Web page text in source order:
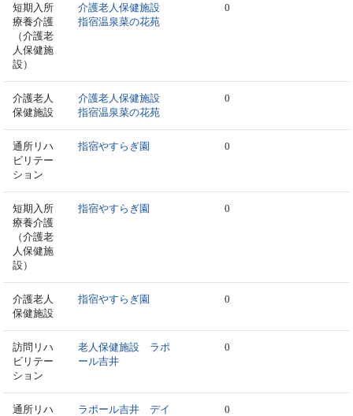
短期入所
療養介護
（介護老
人保健施
設）
介護老人保健施設
指宿温泉菜の花苑
0
介護老人
保健施設
介護老人保健施設
指宿温泉菜の花苑
0
通所リハ
ビリテー
ション
指宿やすらぎ園 0
短期入所
療養介護
（介護老
人保健施
設）
指宿やすらぎ園 0
介護老人
保健施設
指宿やすらぎ園 0
訪問リハ
ビリテー
ション
老人保健施設 ラポ
ール吉井
0
通所リハ
ラポール吉井 デイ
0